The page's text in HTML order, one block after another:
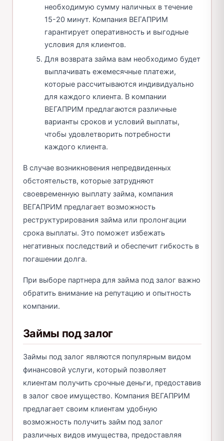
необходимую сумму наличных в течение
15-20 минут. Компания ВЕГАПРИМ
гарантирует оперативность и выгодные
условия для клиентов.
Для возврата займа вам необходимо будет
выплачивать ежемесячные платежи,
которые рассчитываются индивидуально
для каждого клиента. В компании
ВЕГАПРИМ предлагаются различные
варианты сроков и условий выплаты,
чтобы удовлетворить потребности
каждого клиента.
В случае возникновения непредвиденных
обстоятельств, которые затрудняют
своевременную выплату займа, компания
ВЕГАПРИМ предлагает возможность
реструктурирования займа или пролонгации
срока выплаты. Это поможет избежать
негативных последствий и обеспечит гибкость в
погашении долга.
При выборе партнера для займа под залог важно
обратить внимание на репутацию и опытность
компании.
Займы под залог
Займы под залог являются популярным видом
финансовой услуги, который позволяет
клиентам получить срочные деньги, предоставив
в залог свое имущество. Компания ВЕГАПРИМ
предлагает своим клиентам удобную
возможность получить займ под залог
различных видов имущества, предоставляя